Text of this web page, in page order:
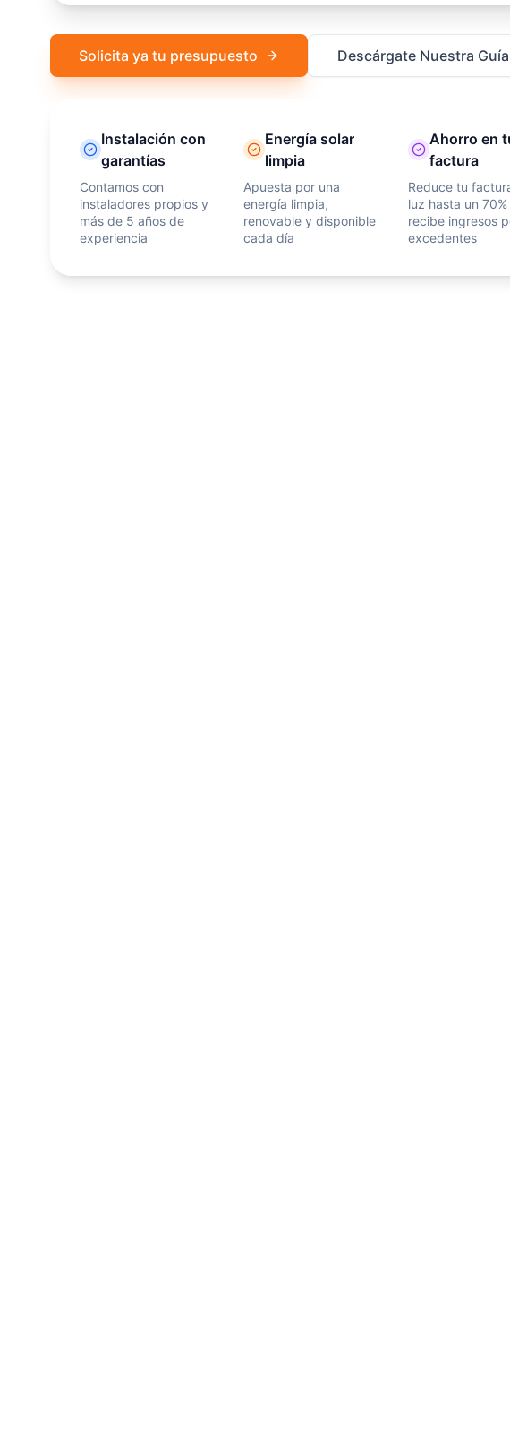
Solicita ya tu presupuesto Descárgate Nuestra Guía
Instalación con
garantías
Contamos con
instaladores propios y
más de 5 años de
experiencia
Energía solar
limpia
Apuesta por una
energía limpia,
renovable y disponible
cada día
Ahorro en
factura
Reduce tu
luz hasta un 70%
recibe ingresos
excedentes